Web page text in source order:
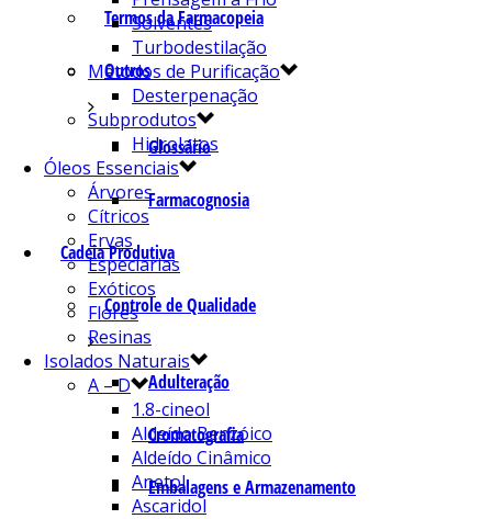
Termos da Farmacopeia
Outros
Glossário
Farmacognosia
Cadeia Produtiva
Controle de Qualidade
Adulteração
Cromatografia
Embalagens e Armazenamento
Solventes
Turbodestilação
Métodos de Purificação
Desterpenação
Subprodutos
Hidrolatos
Óleos Essenciais
Árvores
Cítricos
Ervas
Especiarias
Exóticos
Flores
Resinas
Isolados Naturais
A – D
1.8-cineol
Aldeído Benzóico
Aldeído Cinâmico
Anetol
Ascaridol